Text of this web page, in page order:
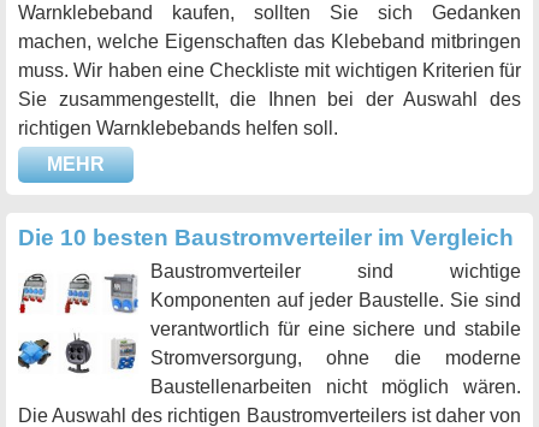
Warnklebeband kaufen, sollten Sie sich Gedanken
machen, welche Eigenschaften das Klebeband mitbringen
muss. Wir haben eine Checkliste mit wichtigen Kriterien für
Sie zusammengestellt, die Ihnen bei der Auswahl des
richtigen Warnklebebands helfen soll.
MEHR
Die 10 besten Baustromverteiler im Vergleich
Baustromverteiler sind wichtige
Komponenten auf jeder Baustelle. Sie sind
verantwortlich für eine sichere und stabile
Stromversorgung, ohne die moderne
Baustellenarbeiten nicht möglich wären.
Die Auswahl des richtigen Baustromverteilers ist daher von